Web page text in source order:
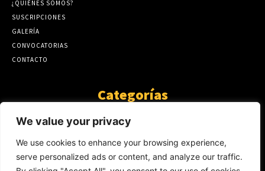
We value your privacy
We use cookies to enhance your browsing experience,
serve personalized ads or content, and analyze our traffic.
¿QUIÉNES SOMOS?
SUSCRIPCIONES
GALERÍA
CONVOCATORIAS
CONTACTO
Categorías
ARTÍCULOS
GUANTE DE SEDA
AL CALOR DE LA PALABRA
Y YO QUE SÉ
423